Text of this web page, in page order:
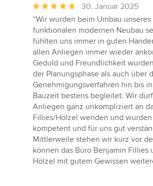
Durchschnittliche
Bewertung:
5
von
5
Sternen
30. Januar 2025
“Wir wurden beim Umbau
funktionalen modernen Neubau
fühlten uns immer in guten
allen Anliegen immer wieder
Geduld und Freundlichkeit
der Planungsphase als auch über
Genehmigungsverfahren hin bis
Bauzeit bestens begleitet. Wir
Anliegen ganz unkompliziert an
Fillies/Hölzel wenden und
kompetent und für uns gut
Mittlerweile stehen wir kurz vor
können das Büro Benjamin Fillies
Hölzel mit gutem Gewissen